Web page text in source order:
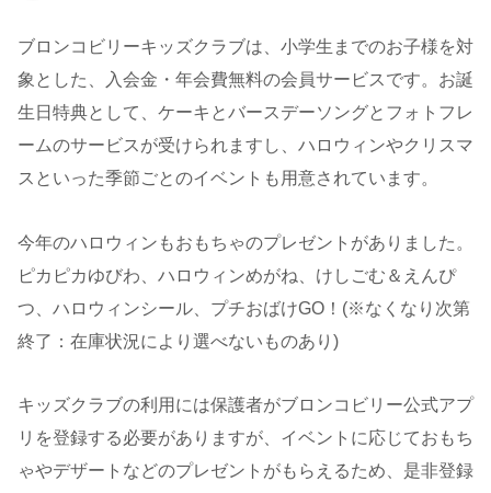
ブロンコビリーキッズクラブは、小学生までのお子様を対
象とした、入会金・年会費無料の会員サービスです。お誕
生日特典として、ケーキとバースデーソングとフォトフレ
ームのサービスが受けられますし、ハロウィンやクリスマ
スといった季節ごとのイベントも用意されています。
今年のハロウィンもおもちゃのプレゼントがありました。
ピカピカゆびわ、ハロウィンめがね、けしごむ＆えんぴ
つ、ハロウィンシール、プチおばけGO！(※なくなり次第
終了：在庫状況により選べないものあり)
キッズクラブの利用には保護者がブロンコビリー公式アプ
リを登録する必要がありますが、イベントに応じておもち
ゃやデザートなどのプレゼントがもらえるため、是非登録